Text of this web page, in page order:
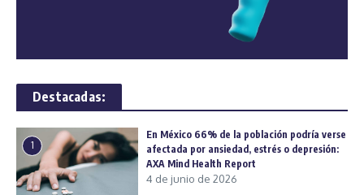
Destacadas:
1
En México 66% de la población podría verse
afectada por ansiedad, estrés o depresión:
AXA Mind Health Report
4 de junio de 2026